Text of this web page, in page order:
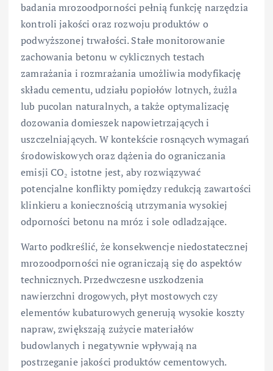
badania mrozoodporności pełnią funkcję narzędzia
kontroli jakości oraz rozwoju produktów o
podwyższonej trwałości. Stałe monitorowanie
zachowania betonu w cyklicznych testach
zamrażania i rozmrażania umożliwia modyfikację
składu cementu, udziału popiołów lotnych, żużla
lub pucolan naturalnych, a także optymalizację
dozowania domieszek napowietrzających i
uszczelniających. W kontekście rosnących wymagań
środowiskowych oraz dążenia do ograniczania
emisji CO₂ istotne jest, aby rozwiązywać
potencjalne konflikty pomiędzy redukcją zawartości
klinkieru a koniecznością utrzymania wysokiej
odporności betonu na mróz i sole odladzające.
Warto podkreślić, że konsekwencje niedostatecznej
mrozoodporności nie ograniczają się do aspektów
technicznych. Przedwczesne uszkodzenia
nawierzchni drogowych, płyt mostowych czy
elementów kubaturowych generują wysokie koszty
napraw, zwiększają zużycie materiałów
budowlanych i negatywnie wpływają na
postrzeganie jakości produktów cementowych.